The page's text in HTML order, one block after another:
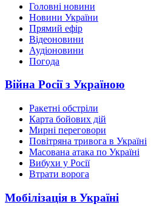
Головні новини
Новини України
Прямий ефір
Відеоновини
Аудіоновини
Погода
Війна Росії з Україною
Ракетні обстріли
Карта бойових дій
Мирні переговори
Повітряна тривога в Україні
Масована атака по Україні
Вибухи у Росії
Втрати ворога
Мобілізація в Україні